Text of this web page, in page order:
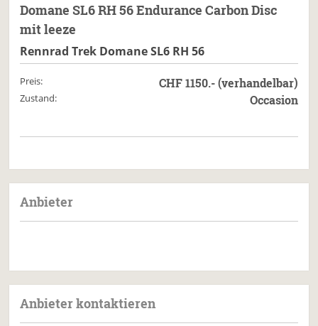
Domane SL6 RH 56 Endurance Carbon Disc
mit leeze
Rennrad Trek Domane SL6 RH 56
Preis: CHF 1150.- (verhandelbar)
Zustand: Occasion
Anbieter
Anbieter kontaktieren